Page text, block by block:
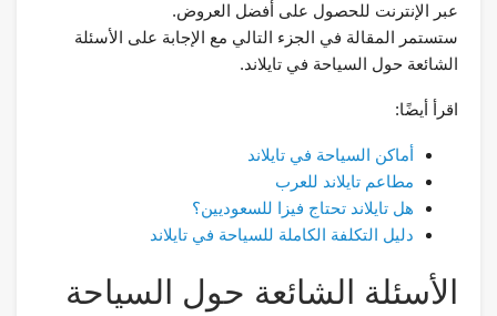
عبر الإنترنت للحصول على أفضل العروض.
ستستمر المقالة في الجزء التالي مع الإجابة على الأسئلة
الشائعة حول السياحة في تايلاند.
اقرأ أيضًا:
أماكن السياحة في تايلاند
مطاعم تايلاند للعرب
هل تايلاند تحتاج فيزا للسعوديين؟
دليل التكلفة الكاملة للسياحة في تايلاند
الأسئلة الشائعة حول السياحة